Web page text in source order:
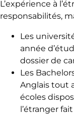
L’expérience à
responsabilités,
Les
année
dossier de
Les
Anglais tout
écoles
l’étranger